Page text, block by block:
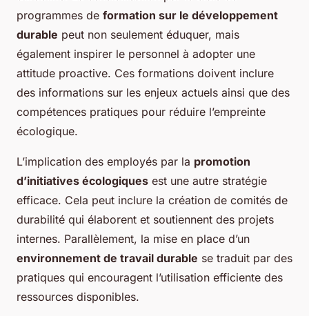
programmes de formation sur le développement
durable peut non seulement éduquer, mais
également inspirer le personnel à adopter une
attitude proactive. Ces formations doivent inclure
des informations sur les enjeux actuels ainsi que des
compétences pratiques pour réduire l’empreinte
écologique.
L’implication des employés par la promotion
d’initiatives écologiques est une autre stratégie
efficace. Cela peut inclure la création de comités de
durabilité qui élaborent et soutiennent des projets
internes. Parallèlement, la mise en place d’un
environnement de travail durable se traduit par des
pratiques qui encouragent l’utilisation efficiente des
ressources disponibles.